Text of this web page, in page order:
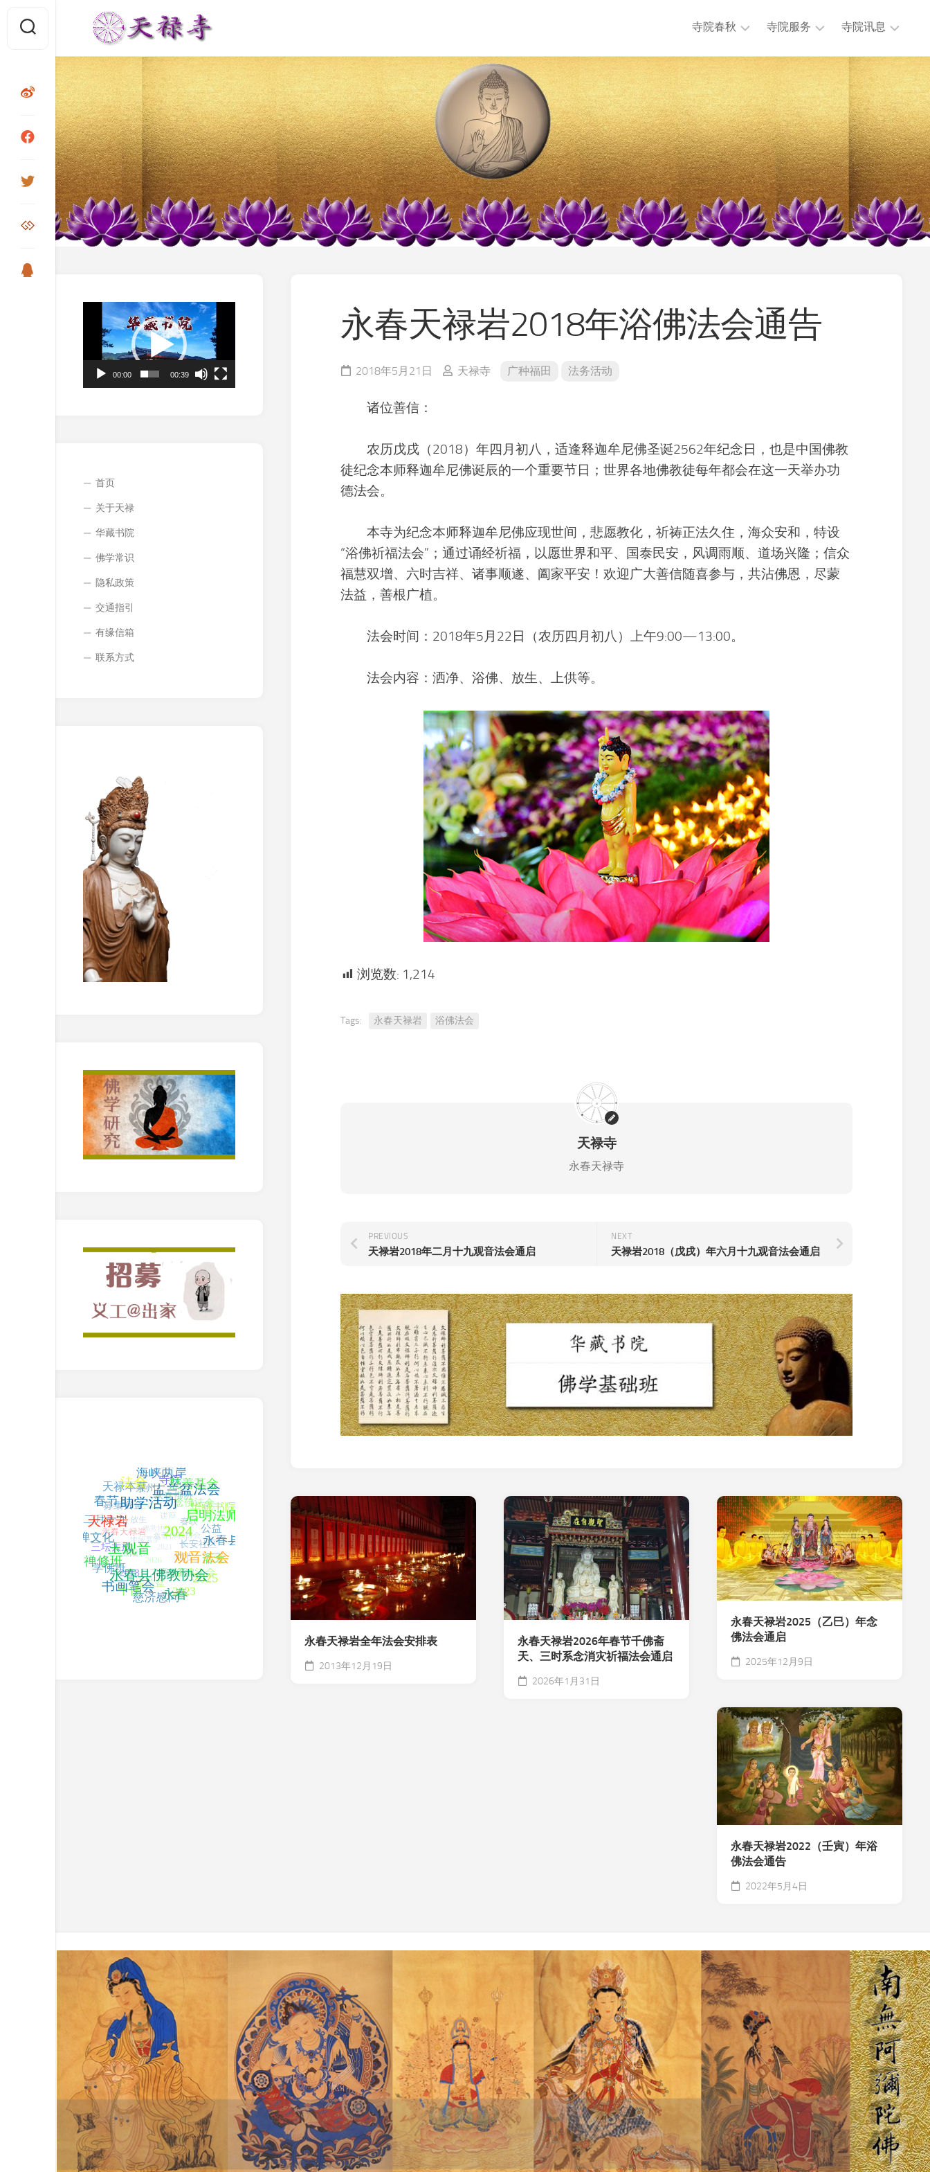
content
寺院春秋
主
持
历
史
沿
革
大
事
年
表
置
寺
寺院服务
活
动
公
益
慈
济
法
物
流
通
往
义
佛
学
放
生
素
食
寺院讯息
本
寺
讯
息
专
题
讯
息
其
他
讯
息
永春天禄岩2018年浴佛法会通告
2018年5月21日 天禄寺 广种福田 法务活动
诸位善信：
农历戊戌（2018）年四月初八，适逢释迦牟尼佛圣诞2562年纪念日，也是中国佛教
徒纪念本师释迦牟尼佛诞辰的一个重要节日；世界各地佛教徒每年都会在这一天举办功
德法会。
本寺为纪念本师释迦牟尼佛应现世间，悲愿教化，祈祷正法久住，海众安和，特设
“浴佛祈福法会”；通过诵经祈福，以愿世界和平、国泰民安，风调雨顺、道场兴隆；信众
福慧双增、六时吉祥、诸事顺遂、阖家平安！欢迎广大善信随喜参与，共沾佛恩，尽蒙
法益，善根广植。
法会时间：2018年5月22日（农历四月初八）上午9:00—13:00。
法会内容：洒净、浴佛、放生、上供等。
浏览数: 1,214
Tags: 永春天禄岩 浴佛法会
天禄寺
永春天禄寺
NEXT
天禄岩2018（戊戌）年六月十九观音法会通启
PREVIOUS
天禄岩2018年二月十九观音法会通启
永春天禄岩全年法会安排表
2013年12月19日
永春天禄岩2026年春节千佛斋
天、三时系念消灾祈福法会通启
2026年1月31日
永春天禄岩2025（乙巳）年念
佛法会通启
2025年12月9日
永春天禄岩2022（壬寅）年浴
佛法会通告
2022年5月4日
00:00 00:39
首页
关于天禄
华藏书院
佛学常识
隐私政策
交通指引
有缘信箱
联系方式